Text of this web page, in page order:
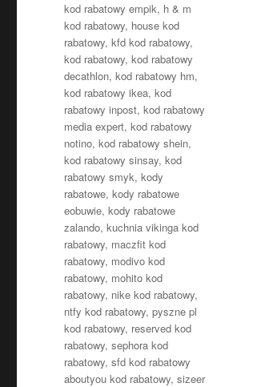
kod rabatowy empik, h & m
kod rabatowy, house kod
rabatowy,kfd kod rabatowy,
kod rabatowy,kod rabatowy
decathlon,kod rabatowy hm,
kod rabatowy ikea,kod
rabatowy inpost,kod rabatowy
media expert,kod rabatowy
notino,kod rabatowy shein,
kod rabatowy sinsay,kod
rabatowy smyk,kody
rabatowe,kody rabatowe
eobuwie,kody rabatowe
zalando,kuchnia vikinga kod
rabatowy, maczfit kod
rabatowy, modivo kod
rabatowy, mohito kod
rabatowy, nike kod rabatowy,
ntfy kod rabatowy,pyszne pl
kod rabatowy, reserved kod
rabatowy,sephora kod
rabatowy,sfd kod rabatowy
aboutyou kod rabatowy,sizeer